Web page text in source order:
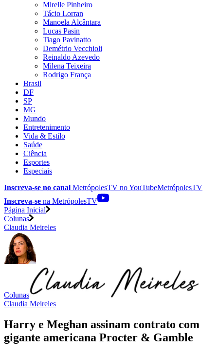
Mirelle Pinheiro
Tácio Lorran
Manoela Alcântara
Lucas Pasin
Tiago Pavinatto
Demétrio Vecchioli
Reinaldo Azevedo
Milena Teixeira
Rodrigo França
Brasil
DF
SP
MG
Mundo
Entretenimento
Vida & Estilo
Saúde
Ciência
Esportes
Especiais
Inscreva-se no canal MetrópolesTV noYouTubeMetrópolesTV
Inscreva-se na MetrópolesTV
Página Inicial
Colunas
Claudia Meireles
Colunas
Claudia Meireles
Harry e Meghan assinam contrato com
gigante americana Procter & Gamble